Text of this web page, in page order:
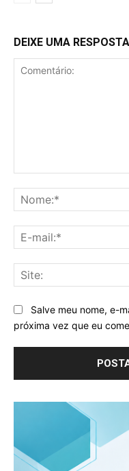
DEIXE UMA RESPOSTA
Salve meu nome, e-
próxima vez que eu